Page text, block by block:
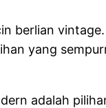
berlian
yang
adalah